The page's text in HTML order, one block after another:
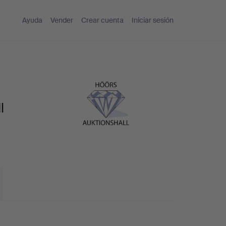
Ayuda Vender Crear cuenta Iniciar sesión